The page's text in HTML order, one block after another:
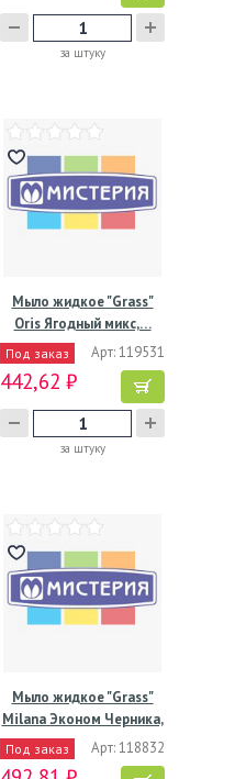
за штуку
Мыло жидкое "Grass"
Oris Ягодный микс,…
Под заказ Арт: 119531
442,62 ₽
за штуку
Мыло жидкое "Grass"
Milana Эконом Черника,
Под заказ Арт: 118832